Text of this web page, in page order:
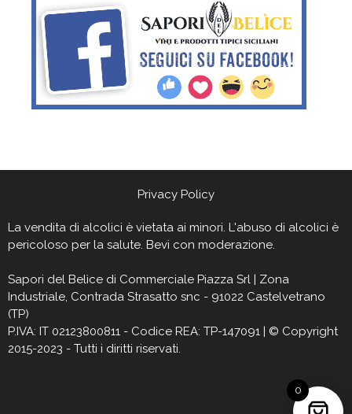
Privacy Policy
La vendita di alcolici è vietata ai minori. L'abuso di alcolici è
pericoloso per la salute. Bevi con moderazione.
Sapori del Belìce di Commerciale Piazza Srl | Zona
Industriale, Contrada Strasatto snc - 91022 Castelvetrano
(TP)
P.IVA: IT 02123800811 - Codice REA: TP-147091 | © Copyright
2015-2023 - Tutti i diritti riservati.
0